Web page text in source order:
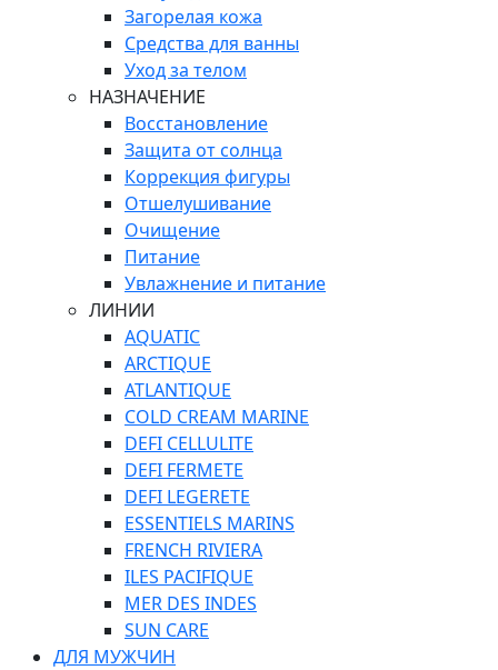
Загорелая кожа
Средства для ванны
Уход за телом
НАЗНАЧЕНИЕ
Восстановление
Защита от солнца
Коррекция фигуры
Отшелушивание
Очищение
Питание
Увлажнение и питание
ЛИНИИ
AQUATIC
ARCTIQUE
ATLANTIQUE
COLD CREAM MARINE
DEFI CELLULITE
DEFI FERMETE
DEFI LEGERETE
ESSENTIELS MARINS
FRENCH RIVIERA
ILES PACIFIQUE
MER DES INDES
SUN CARE
ДЛЯ МУЖЧИН